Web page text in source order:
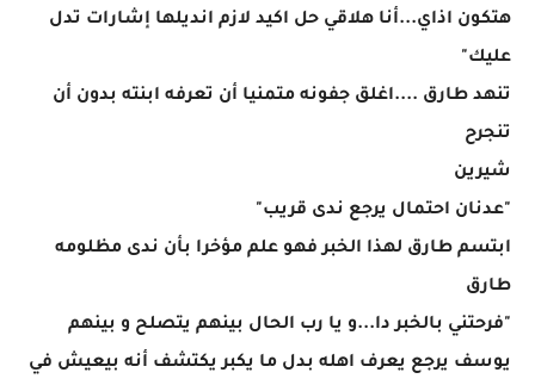
هتكون اذاي...أنا هلاقي حل اكيد لازم انديلها إشارات تدل
عليك"
تنهد طارق ....اغلق جفونه متمنيا أن تعرفه ابنته بدون أن
تنجرح
شيرين
"عدنان احتمال يرجع ندى قريب"
ابتسم طارق لهذا الخبر فهو علم مؤخرا بأن ندى مظلومه
طارق
"فرحتني بالخبر دا...و يا رب الحال بينهم يتصلح و بينهم
يوسف يرجع يعرف اهله بدل ما يكبر يكتشف أنه بيعيش في